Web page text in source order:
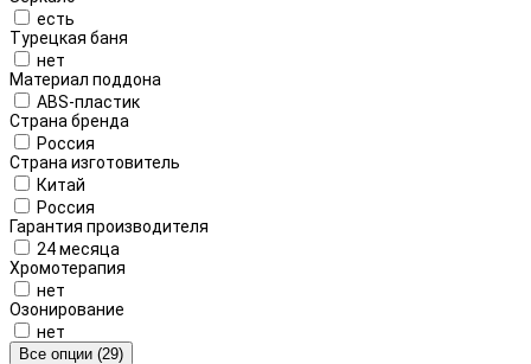
есть
Турецкая баня
нет
Материал поддона
ABS-пластик
Страна бренда
Россия
Страна изготовитель
Китай
Россия
Гарантия производителя
24 месяца
Хромотерапия
нет
Озонирование
нет
Все опции (29)